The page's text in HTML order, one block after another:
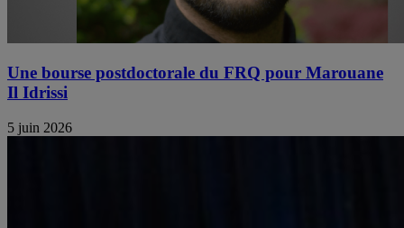
Une bourse postdoctorale du FRQ pour Marouane
Il Idrissi
5 juin 2026